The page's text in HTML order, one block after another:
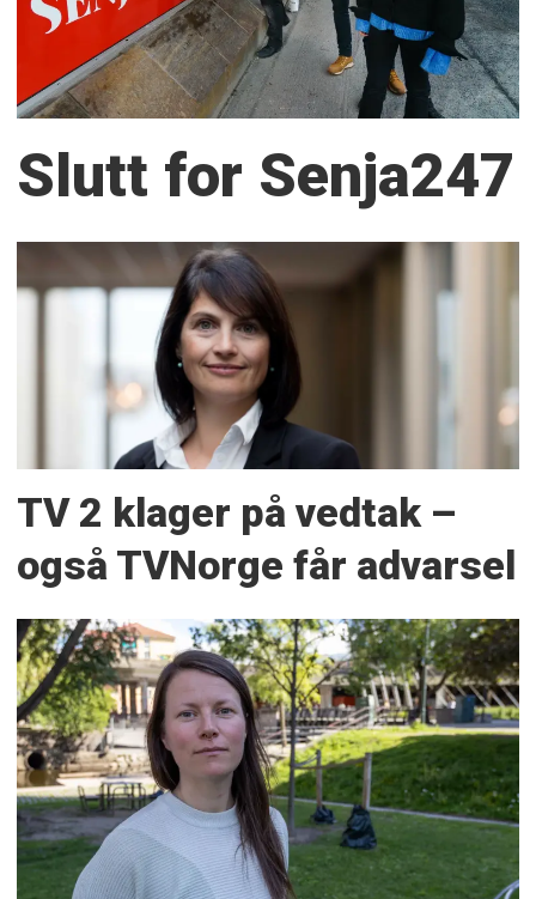
Slutt for Senja247
TV 2 klager på vedtak –
også TVNorge får advarsel